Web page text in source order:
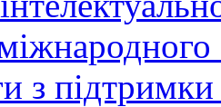
з підтримки